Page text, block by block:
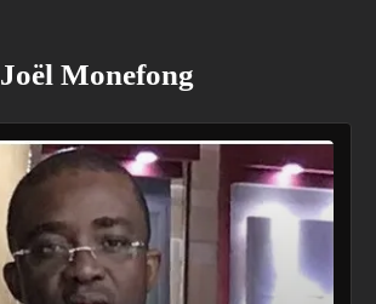
Joël Monefong